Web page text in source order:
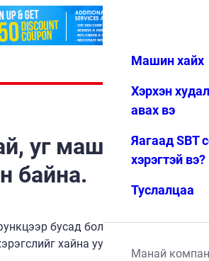
Дуртай Цэс
Машин хайх
Хэрхэн
авах вэ
Яагаад SBT
хэрэгтэй вэ?
Туслалцаа
Манай
уг машин
байна.
бусад боломжит тээврийн
хайна уу.